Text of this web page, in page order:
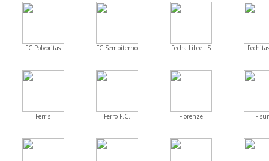
FC Polvoritas FC Sempiterno Fecha Libre LS
Ferris Ferro F.C. Fiorenze